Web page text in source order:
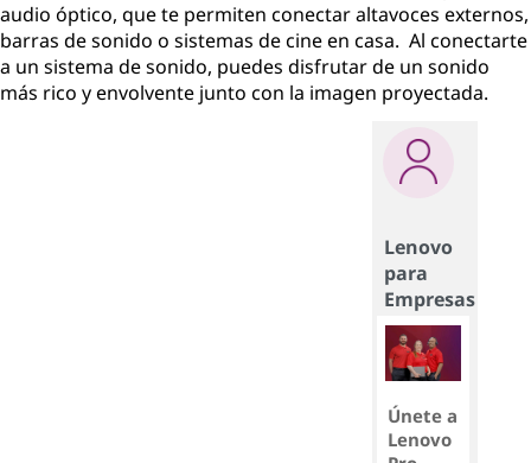
audio óptico, que te permiten conectar altavoces externos,
barras de sonido o sistemas de cine en casa. Al conectarte
a un sistema de sonido, puedes disfrutar de un sonido
más rico y envolvente junto con la imagen proyectada.
Lenovo
para
Empresas
Únete a
Lenovo